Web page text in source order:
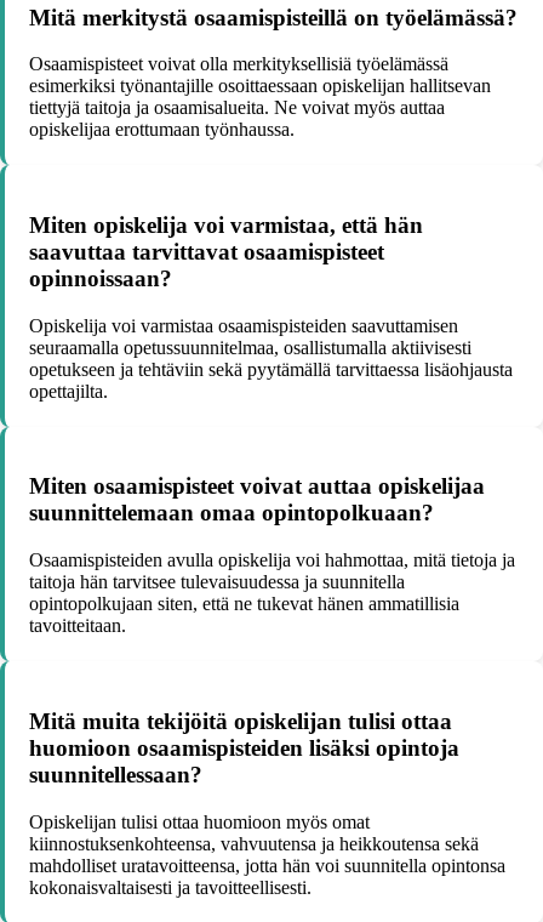
Mitä merkitystä osaamispisteillä on työelämässä?
Osaamispisteet voivat olla merkityksellisiä työelämässä
esimerkiksi työnantajille osoittaessaan opiskelijan hallitsevan
tiettyjä taitoja ja osaamisalueita. Ne voivat myös auttaa
opiskelijaa erottumaan työnhaussa.
Miten opiskelija voi varmistaa, että hän
saavuttaa tarvittavat osaamispisteet
opinnoissaan?
Opiskelija voi varmistaa osaamispisteiden saavuttamisen
seuraamalla opetussuunnitelmaa, osallistumalla aktiivisesti
opetukseen ja tehtäviin sekä pyytämällä tarvittaessa lisäohjausta
opettajilta.
Miten osaamispisteet voivat auttaa opiskelijaa
suunnittelemaan omaa opintopolkuaan?
Osaamispisteiden avulla opiskelija voi hahmottaa, mitä tietoja ja
taitoja hän tarvitsee tulevaisuudessa ja suunnitella
opintopolkujaan siten, että ne tukevat hänen ammatillisia
tavoitteitaan.
Mitä muita tekijöitä opiskelijan tulisi ottaa
huomioon osaamispisteiden lisäksi opintoja
suunnitellessaan?
Opiskelijan tulisi ottaa huomioon myös omat
kiinnostuksenkohteensa, vahvuutensa ja heikkoutensa sekä
mahdolliset uratavoitteensa, jotta hän voi suunnitella opintonsa
kokonaisvaltaisesti ja tavoitteellisesti.